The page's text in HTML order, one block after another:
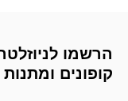
הרשמו
קופונים
דוא׳׳ל